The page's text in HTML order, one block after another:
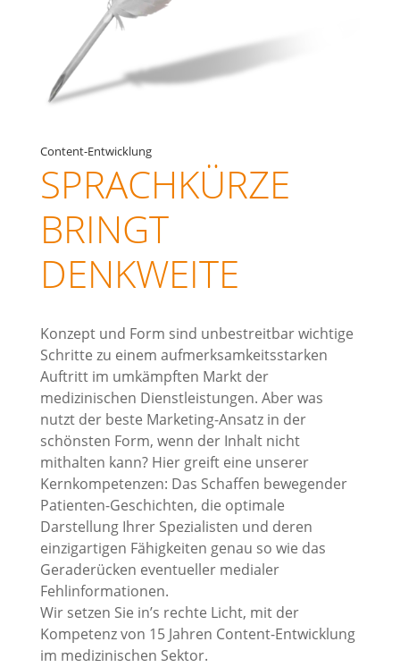
Content-Entwicklung
SPRACHKÜRZE
BRINGT
DENKWEITE
Konzept und Form sind unbestreitbar wichtige
Schritte zu einem aufmerksamkeitsstarken
Auftritt im umkämpften Markt der
medizinischen Dienstleistungen. Aber was
nutzt der beste Marketing-Ansatz in der
schönsten Form, wenn der Inhalt nicht
mithalten kann? Hier greift eine unserer
Kernkompetenzen: Das Schaffen bewegender
Patienten-Geschichten, die optimale
Darstellung Ihrer Spezialisten und deren
einzigartigen Fähigkeiten genau so wie das
Geraderücken eventueller medialer
Fehlinformationen.
Wir setzen Sie in’s rechte Licht, mit der
Kompetenz von 15 Jahren Content-Entwicklung
im medizinischen Sektor.